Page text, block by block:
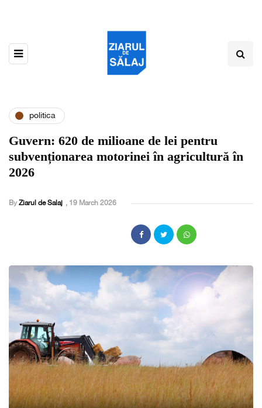
politica
Guvern: 620 de milioane de lei pentru
subvenționarea motorinei în agricultură în
2026
By Ziarul de Salaj , 19 March 2026